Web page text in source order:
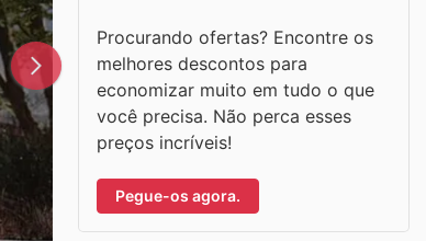
Procurando ofertas? Encontre os
melhores descontos para
economizar muito em tudo o que
você precisa. Não perca esses
preços incríveis!
Pegue-os agora.